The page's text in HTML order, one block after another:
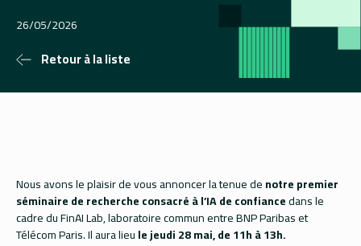
26/05/2026
Retour à la liste
Nous avons le plaisir de vous annoncer la tenue denotre premier
séminaire de recherche consacré à l’IA de confiancedans le
cadre du FinAI Lab, laboratoire commun entre BNP Paribas et
Télécom Paris. Il aura lieule jeudi 28 mai, de 11h à 13h.